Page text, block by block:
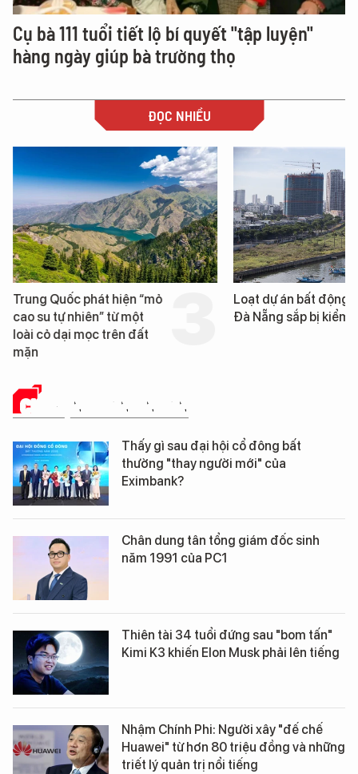
Cụ bà 111 tuổi tiết lộ bí quyết "tập luyện"
hàng ngày giúp bà trường thọ
ĐỌC NHIỀU
Trung Quốc phát hiện “mỏ
cao su tự nhiên” từ một
loài cỏ dại mọc trên đất
mặn
Loạt dự án bất động
Đà Nẵng sắp bị kiểm
CHUYỆN DOANH NHÂN
Thấy gì sau đại hội cổ đông bất
thường "thay người mới" của
Eximbank?
Chân dung tân tổng giám đốc sinh
năm 1991 của PC1
Thiên tài 34 tuổi đứng sau "bom tấn"
Kimi K3 khiến Elon Musk phải lên tiếng
Nhậm Chính Phi: Người xây "đế chế
Huawei" từ hơn 80 triệu đồng và những
triết lý quản trị nổi tiếng